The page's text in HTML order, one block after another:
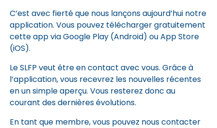
C’est avec fierté que nous lançons aujourd’hui notre
application. Vous pouvez télécharger gratuitement
cette app via Google Play (Android) ou App Store
(iOS).
Le SLFP veut être en contact avec vous. Grâce à
l’application, vous recevrez les nouvelles récentes
en un simple aperçu. Vous resterez donc au
courant des dernières évolutions.
En tant que membre, vous pouvez nous contacter